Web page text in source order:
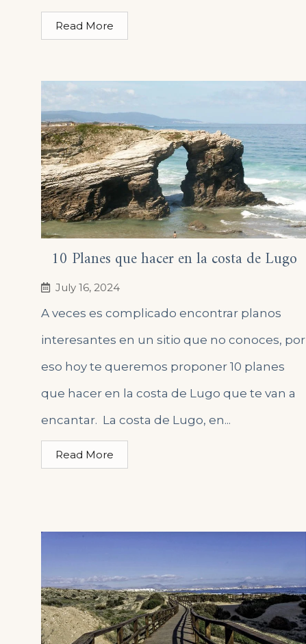
Read More
10 Planes que hacer en la costa de Lugo
July 16, 2024
A veces es complicado encontrar planos
interesantes en un sitio que no conoces, por
eso hoy te queremos proponer 10 planes
que hacer en la costa de Lugo que te van a
encantar. La costa de Lugo, en...
Read More